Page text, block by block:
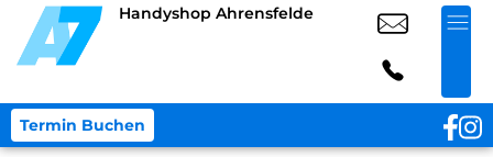
Handyshop Ahrensfelde
Termin Buchen